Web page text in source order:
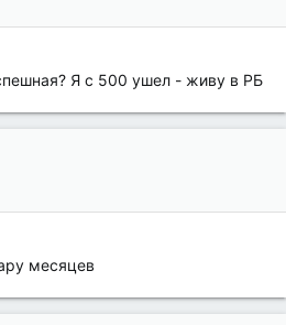
Я с 500 ушел - живу в РБ
месяцев